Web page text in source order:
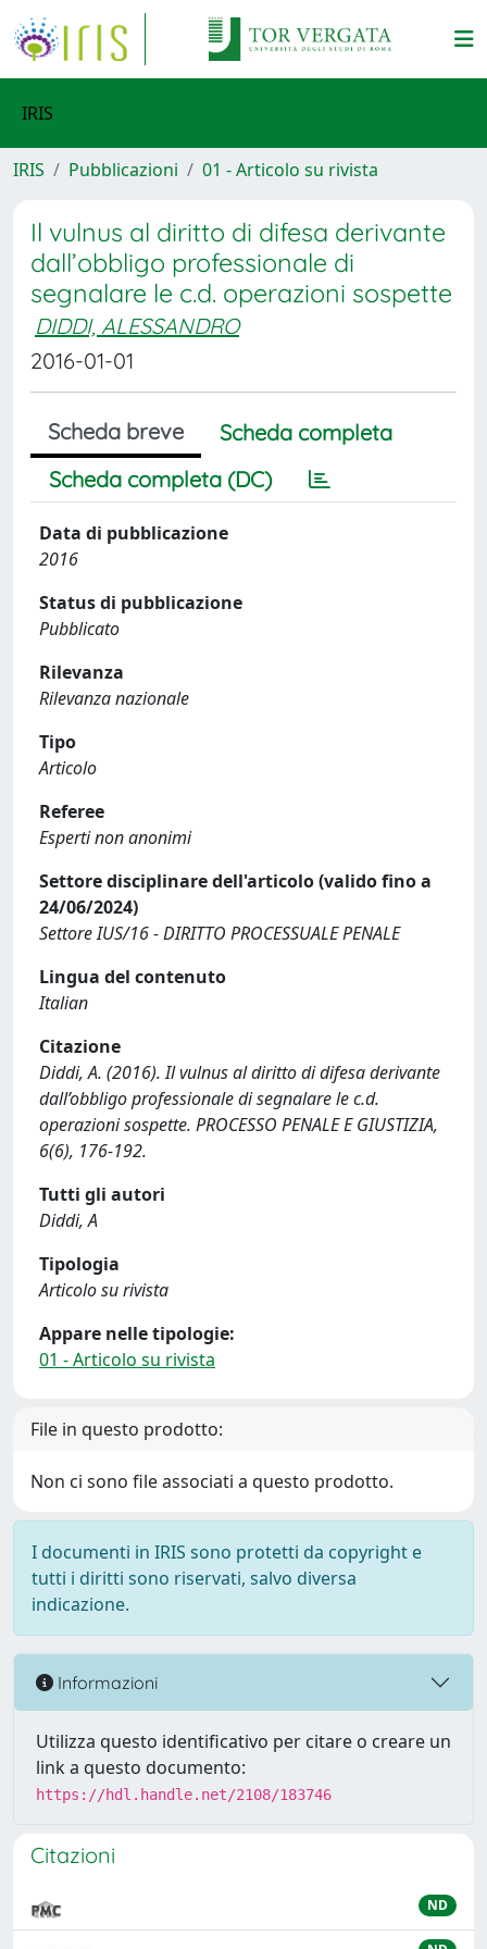
IRIS
IRIS Pubblicazioni 01 - Articolo su rivista
Il vulnus al diritto di difesa derivante
dall’obbligo professionale di
segnalare le c.d. operazioni sospette
DIDDI, ALESSANDRO
2016-01-01
Scheda breve
Scheda completa
Scheda completa (DC)
Data di pubblicazione
2016
Status di pubblicazione
Pubblicato
Rilevanza
Rilevanza nazionale
Tipo
Articolo
Referee
Esperti non anonimi
Settore disciplinare dell'articolo (valido fino a
24/06/2024)
Settore IUS/16 - DIRITTO PROCESSUALE PENALE
Lingua del contenuto
Italian
Citazione
Diddi, A. (2016). Il vulnus al diritto di difesa derivante
dall’obbligo professionale di segnalare le c.d.
operazioni sospette. PROCESSO PENALE E GIUSTIZIA,
6(6), 176-192.
Tutti gli autori
Diddi, A
Tipologia
Articolo su rivista
Appare nelle tipologie:
01 - Articolo su rivista
File in questo prodotto:
Non ci sono file associati a questo prodotto.
I documenti in IRIS sono protetti da copyright e
tutti i diritti sono riservati, salvo diversa
indicazione.
Informazioni
Utilizza questo identificativo per citare o creare un
link a questo documento:
https://hdl.handle.net/2108/183746
Citazioni
ND